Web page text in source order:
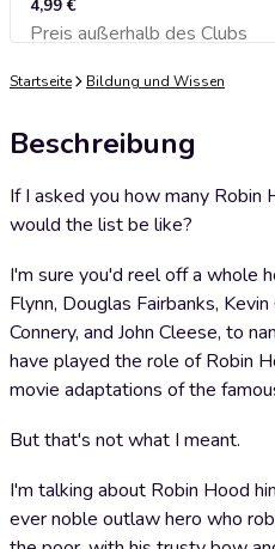
4,99 €
Preis außerhalb des Clubs
Zum Warenkorb
Startseite Bildung und Wissen
Beschreibung
If I asked you how many Robin
would the list be like?
I'm sure you'd reel off a whole
Flynn, Douglas Fairbanks,
Connery, and John Cleese, to
have played the role of Robin
movie adaptations of the
But that's not what I meant.
I'm talking about Robin Hood
ever noble outlaw hero who